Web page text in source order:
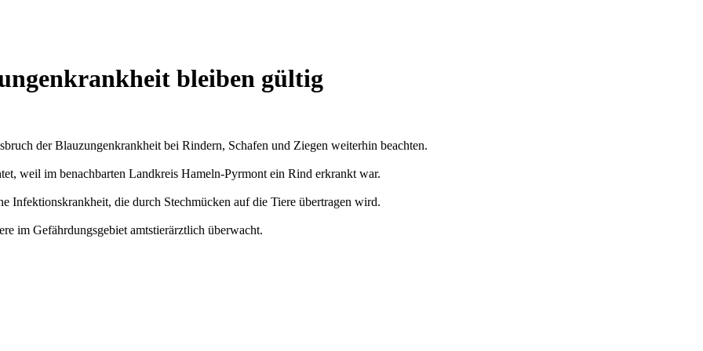
bleiben gültig
der Blauzungenkrankheit bei Rindern, Schafen und Ziegen weiterhin beachten.
weil im benachbarten Landkreis Hameln-Pyrmont ein Rind erkrankt war.
Infektionskrankheit, die durch Stechmücken auf die Tiere übertragen wird.
im Gefährdungsgebiet amtstierärztlich überwacht.